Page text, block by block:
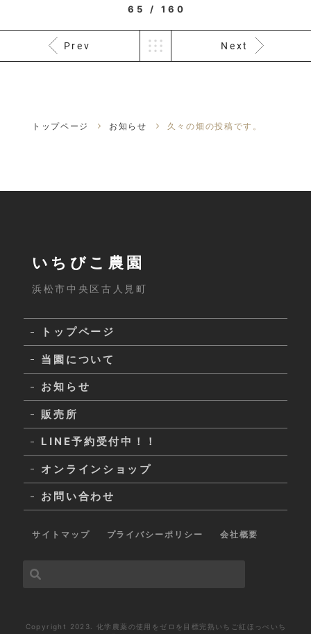
65 / 160
Prev Next
トップページ お知らせ 久々の畑の投稿です。
いちびこ農園
浜松市中央区古人見町
トップページ
当園について
お知らせ
販売所
LINE予約受付中！！
オンラインショップ
お問い合わせ
サイトマップ プライバシーポリシー 会社概要
Copyright 2023. 化学農薬の使用をゼロを目標完熟いちご紅ほっぺいち